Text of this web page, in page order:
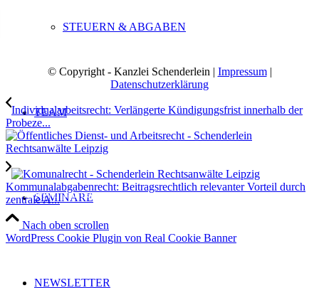
STEUERN & ABGABEN
TEAM
SEMINARE
NEWSLETTER
(telefonische Absprachen erbeten)
ÖVM: Linie 1
Haltestelle „Gottschedstraße“
(unmittelbar vor der Kanzlei)
© Copyright - Kanzlei Schenderlein | Impressum|
Datenschutzerklärung
Individualarbeitsrecht: Verlängerte Kündigungsfrist innerhalb der
Probeze...
Kommunalabgabenrecht: Beitragsrechtlich relevanter Vorteil durch
zentrale A...
Nach oben scrollen
WordPress Cookie Plugin von Real Cookie Banner